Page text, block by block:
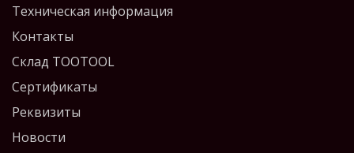
Техническая информация
Контакты
Склад TOOTOOL
Сертификаты
Реквизиты
Новости